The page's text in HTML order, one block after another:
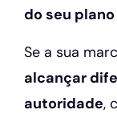
do seu
Se a sua
alcançar
autoridade,